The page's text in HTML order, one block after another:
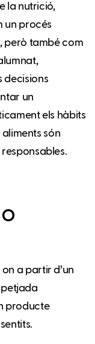
la nutrició,
un procés
però també com
decisions
un
els hàbits
són
a partir d’un
petjada
producte